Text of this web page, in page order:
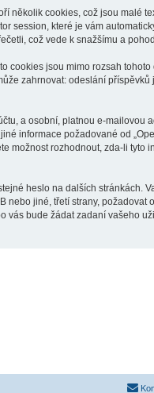
několik cookies, což jsou malé
které je vám
což vede k snažšímu a
cookies jsou mimo rozsah
zahrnovat: odeslání příspěvků
a osobní, platnou e-mailovou
informace požadované od
rozhodnout, zda-li tyto
heslo na dalších stránkách.
nebo jiné, třetí strany,
vás bude žádat zadaní vašeho